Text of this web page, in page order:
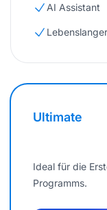
AI Assistant
Ultimate
Ideal für die
Programms.